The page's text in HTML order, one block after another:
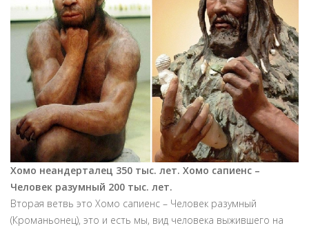
Хомо неандерталец 350 тыс. лет. Хомо сапиенс –
Человек разумный 200 тыс. лет.
Вторая ветвь это Хомо сапиенс – Человек разумный
(Кроманьонец), это и есть мы, вид человека выжившего на